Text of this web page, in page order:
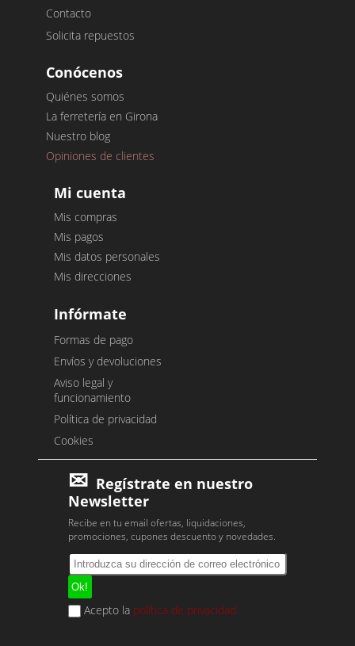
Contacto
Solicita repuestos
Conócenos
Quiénes somos
La ferretería en Girona
Nuestro blog
Opiniones de clientes
Mi cuenta
Mis compras
Mis pagos
Mis datos personales
Mis direcciones
Infórmate
Formas de pago
Envíos y devoluciones
Aviso legal y
funcionamiento
Política de privacidad
Cookies
Regístrate en nuestro
Newsletter
Recibe en tu email ofertas, liquidaciones,
promociones, cupones descuento y novedades.
Acepto la política de privacidad